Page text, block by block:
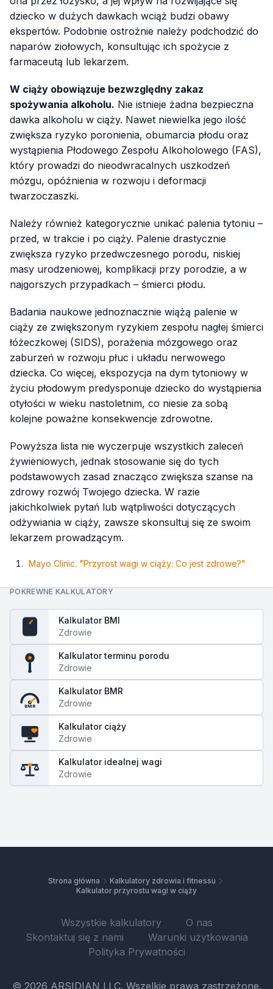
dziecko w dużych dawkach wciąż budzi obawy
ekspertów. Podobnie ostrożnie należy podchodzić do
naparów ziołowych, konsultując ich spożycie z
farmaceutą lub lekarzem.
W ciąży obowiązuje bezwzględny zakaz
spożywania alkoholu. Nie istnieje żadna bezpieczna
dawka alkoholu w ciąży. Nawet niewielka jego ilość
zwiększa ryzyko poronienia, obumarcia płodu oraz
wystąpienia Płodowego Zespołu Alkoholowego (FAS),
który prowadzi do nieodwracalnych uszkodzeń
mózgu, opóźnienia w rozwoju i deformacji
twarzoczaszki.
Należy również kategorycznie unikać palenia tytoniu –
przed, w trakcie i po ciąży. Palenie drastycznie
zwiększa ryzyko przedwczesnego porodu, niskiej
masy urodzeniowej, komplikacji przy porodzie, a w
najgorszych przypadkach – śmierci płodu.
Badania naukowe jednoznacznie wiążą palenie w
ciąży ze zwiększonym ryzykiem zespołu nagłej śmierci
łóżeczkowej (SIDS), porażenia mózgowego oraz
zaburzeń w rozwoju płuc i układu nerwowego
dziecka. Co więcej, ekspozycja na dym tytoniowy w
życiu płodowym predysponuje dziecko do wystąpienia
otyłości w wieku nastoletnim, co niesie za sobą
kolejne poważne konsekwencje zdrowotne.
Powyższa lista nie wyczerpuje wszystkich zaleceń
żywieniowych, jednak stosowanie się do tych
podstawowych zasad znacząco zwiększa szanse na
zdrowy rozwój Twojego dziecka. W razie
jakichkolwiek pytań lub wątpliwości dotyczących
odżywiania w ciąży, zawsze skonsultuj się ze swoim
lekarzem prowadzącym.
Mayo Clinic. "Przyrost wagi w ciąży: Co jest zdrowe?"
POKREWNE KALKULATORY
Kalkulator BMI
Zdrowie
Kalkulator terminu porodu
Zdrowie
BMR
Kalkulator BMR
Zdrowie
Kalkulator ciąży
Zdrowie
Kalkulator idealnej wagi
Zdrowie
Strona główna
Kalkulatory zdrowia i fitnessu
Kalkulator przyrostu wagi w ciąży
Wszystkie kalkulatory
O nas
Skontaktuj się z nami
Warunki użytkowania
Polityka Prywatności
© 2026 ARSIDIAN LLC. Wszelkie prawa zastrzeżone.